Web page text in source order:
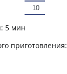
5 мин
приготовления: